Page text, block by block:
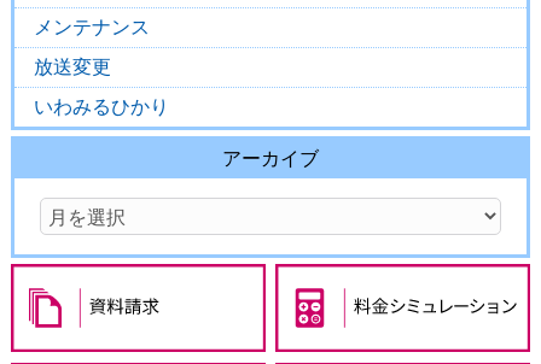
メンテナンス
放送変更
いわみるひかり
アーカイブ